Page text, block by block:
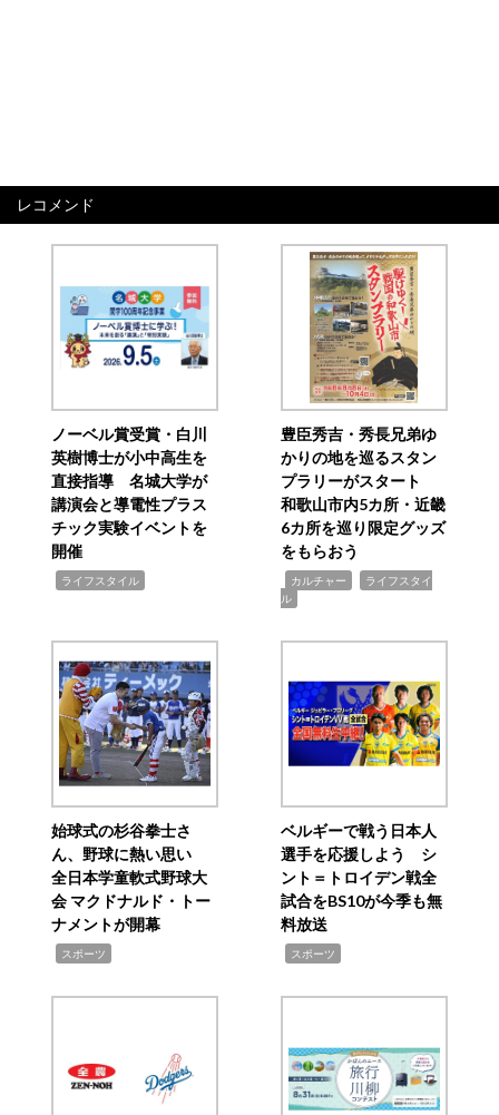
レコメンド
ノーベル賞受賞・白川
英樹博士が小中高生を
直接指導 名城大学が
講演会と導電性プラス
チック実験イベントを
開催
ライフスタイル
豊臣秀吉・秀長兄弟ゆ
かりの地を巡るスタン
プラリーがスタート
和歌山市内5カ所・近畿
6カ所を巡り限定グッズ
をもらおう
カルチャー
ライフスタイ
ル
始球式の杉谷拳士さ
ん、野球に熱い思い
全日本学童軟式野球大
会 マクドナルド・トー
ナメントが開幕
スポーツ
ベルギーで戦う日本人
選手を応援しよう シ
ント＝トロイデン戦全
試合をBS10が今季も無
料放送
スポーツ